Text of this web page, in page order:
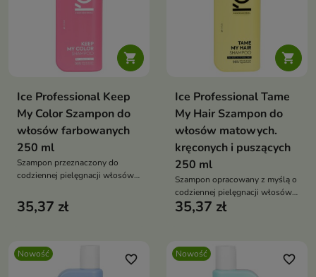

Ice Professional Keep
My Color Szampon do
włosów farbowanych
250 ml
Szampon przeznaczony do
codziennej pielęgnacji włosów
35,37 zł

Ice Professional Tame
My Hair Szampon do
włosów matowych.
kręconych i puszących
250 ml
Szampon opracowany z myślą o
codziennej pielęgnacji włosów
wymagających wygładzenia i
35,37 zł
Nowość favorite_border Nowość favorite_border